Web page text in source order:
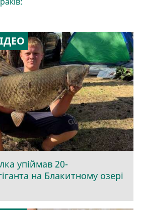
упіймав 20-
на Блакитному озері